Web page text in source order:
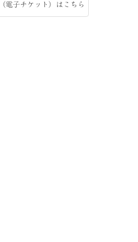
電子チケット）はこちら